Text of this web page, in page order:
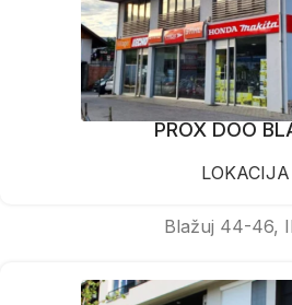
PROX DOO
LOKACIJA
Blažuj 44-46,